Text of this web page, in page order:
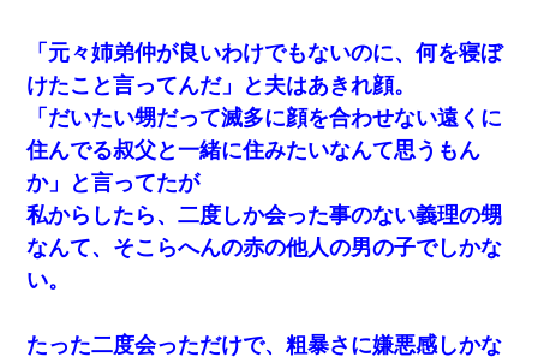
嘘をついてフリン旅行へ出かけた嫁→翌日、嫁「ただいま
～」旦那「娘がシんだよ。何度も連絡したのに…」嫁「え
っ」→なんと・・・
元夫の連れ子「俺の結婚式の時くらい、母親としての責任
を果たそうとは思わないのか！」→どうも連れ子は…
【復讐】義兄嫁「生活費、足りない分を貸してほしい」私
「貸すわけないでしょｗｗｗｗ」→ 理由を話したら泣き出
して・・私（あまりにも希望通り）
行で何故私が怒鳴られなきゃいけなかったのだ
「元々姉弟仲が良いわけでもないのに、何を寝ぼ
けたこと言ってんだ」と夫はあきれ顔。
「だいたい甥だって滅多に顔を合わせない遠くに
住んでる叔父と一緒に住みたいなんて思うもん
か」と言ってたが
私からしたら、二度しか会った事のない義理の甥
なんて、そこらへんの赤の他人の男の子でしかな
い。
たった二度会っただけで、粗暴さに嫌悪感しかな